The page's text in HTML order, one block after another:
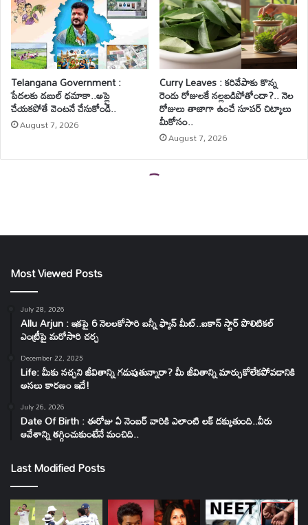
Most Viewed Posts
July 28, 2026
Allu Arjun : ఇకపై 6 నెలలకోసారి బన్నీ ఫ్యాన్ మీట్..ఐకాన్ స్టార్ పొలిటికల్
ఎంట్రీపై మరోసారి చర్చ
December 22, 2025
Life: మీకు నచ్చని జీవితాన్ని గడుపుతున్నారా? మీ జీవితాన్ని మార్చుకోలేకపోవడానికి
అసలు కారణం ఇదే!
July 26, 2026
Date Of Birth : ఈరోజు ఏ నెంబర్ వారికి ఎలాంటి లక్ దక్కుతుంది..వీరు
ఆవేశాన్ని తగ్గించుకుంటేనే మంచిది..
Last Modified Posts